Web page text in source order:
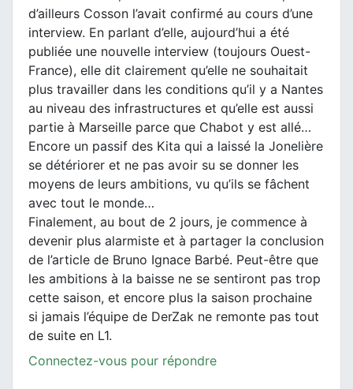
d’ailleurs Cosson l’avait confirmé au cours d’une
interview. En parlant d’elle, aujourd’hui a été
publiée une nouvelle interview (toujours Ouest-
France), elle dit clairement qu’elle ne souhaitait
plus travailler dans les conditions qu’il y a Nantes
au niveau des infrastructures et qu’elle est aussi
partie à Marseille parce que Chabot y est allé…
Encore un passif des Kita qui a laissé la Jonelière
se détériorer et ne pas avoir su se donner les
moyens de leurs ambitions, vu qu’ils se fâchent
avec tout le monde…
Finalement, au bout de 2 jours, je commence à
devenir plus alarmiste et à partager la conclusion
de l’article de Bruno Ignace Barbé. Peut-être que
les ambitions à la baisse ne se sentiront pas trop
cette saison, et encore plus la saison prochaine
si jamais l’équipe de DerZak ne remonte pas tout
de suite en L1.
Connectez-vous pour répondre